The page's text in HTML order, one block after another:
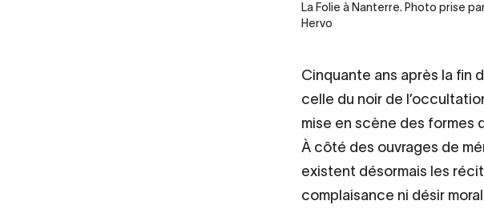
La Folie à Nanterre. Photo prise
Hervo
Cinquante ans après la fin
celle du noir de
mise en scène des formes
À côté des ouvrages de
existent désormais les
complaisance ni désir